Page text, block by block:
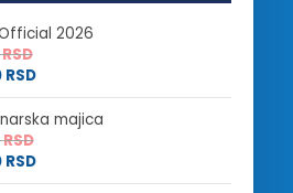
2026
RSD
RSD
majica
RSD
RSD